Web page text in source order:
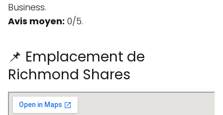
Business.
Avis moyen: 0/5.
📌 Emplacement de
Richmond Shares